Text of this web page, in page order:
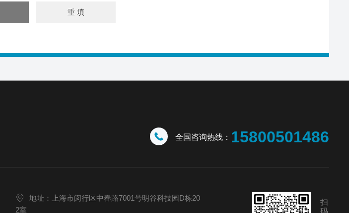
全国咨询热线： 15800501486
地址：上海市闵行区中春路7001号明谷科技园D栋20
2室
扫
码